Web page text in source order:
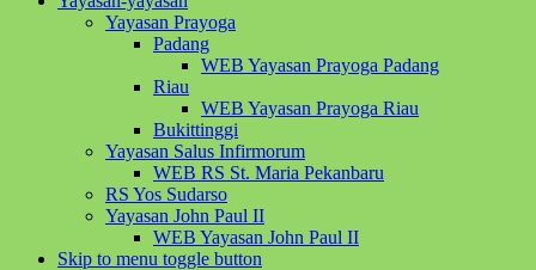
Yayasan Prayoga
Padang
WEB Yayasan Prayoga Padang
Riau
WEB Yayasan Prayoga Riau
Bukittinggi
Yayasan Salus Infirmorum
WEB RS St. Maria Pekanbaru
RS Yos Sudarso
Yayasan John Paul II
WEB Yayasan John Paul II
Skip to menu toggle button